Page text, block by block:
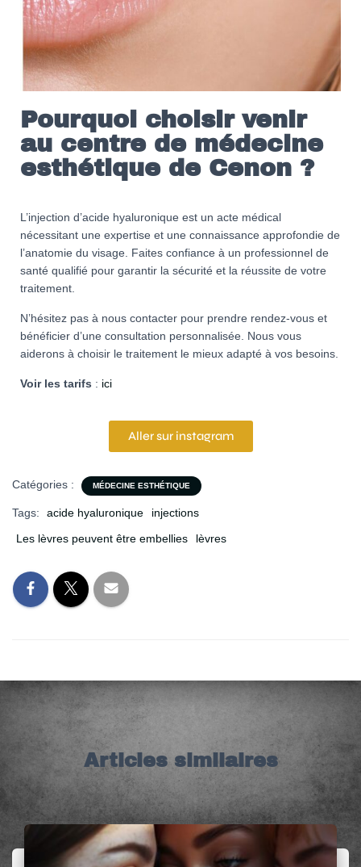
Pourquoi choisir venir
au centre de médecine
esthétique de Cenon ?
L’injection d’acide hyaluronique est un acte médical
nécessitant une expertise et une connaissance approfondie de
l’anatomie du visage. Faites confiance à un professionnel de
santé qualifié pour garantir la sécurité et la réussite de votre
traitement.
N’hésitez pas à nous contacter pour prendre rendez-vous et
bénéficier d’une consultation personnalisée. Nous vous
aiderons à choisir le traitement le mieux adapté à vos besoins.
Voir les tarifs : ici
Aller sur instagram
Catégories : MÉDECINE ESTHÉTIQUE
Tags: acide hyaluronique
injections
Les lèvres peuvent être embellies
lèvres
Articles similaires